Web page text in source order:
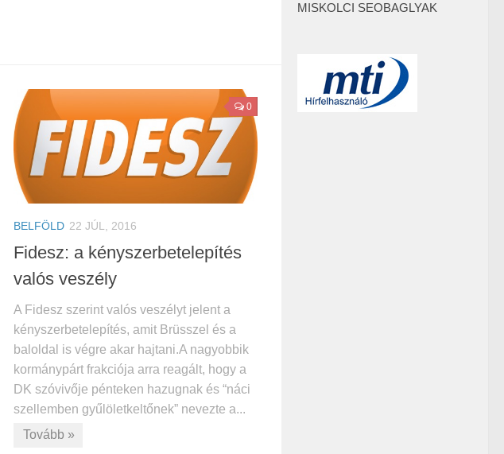
0
BELFÖLD 22 JÚL, 2016
Fidesz: a kényszerbetelepítés
valós veszély
A Fidesz szerint valós veszélyt jelent a
kényszerbetelepítés, amit Brüsszel és a
baloldal is végre akar hajtani.A nagyobbik
kormánypárt frakciója arra reagált, hogy a
DK szóvivője pénteken hazugnak és “náci
szellemben gyűlöletkeltőnek” nevezte a...
Tovább »
MISKOLCI SEOBAGLYAK